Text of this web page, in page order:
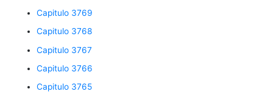
Capitulo 3769
Capitulo 3768
Capitulo 3767
Capitulo 3766
Capitulo 3765